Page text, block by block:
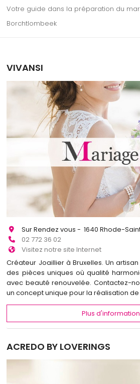
Votre guide dans la préparation du
Borchtlombeek
VIVANSI
Sur Rendez vous - 1640 Rhode-
02 772 36 02
Visitez notre site Internet
Créateur Joaillier à Bruxelles. Un
des pièces uniques où qualité
avec beauté renouvelée. Contactez-
un concept unique pour la réalisation de
Plus
ACREDO BY LOVERINGS